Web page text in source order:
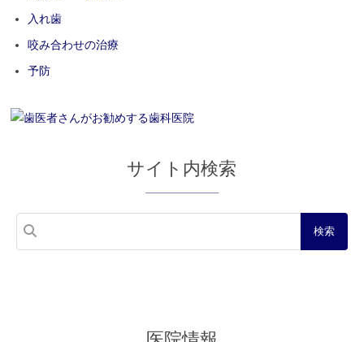
入れ歯
咬み合わせの治療
予防
サイト内検索